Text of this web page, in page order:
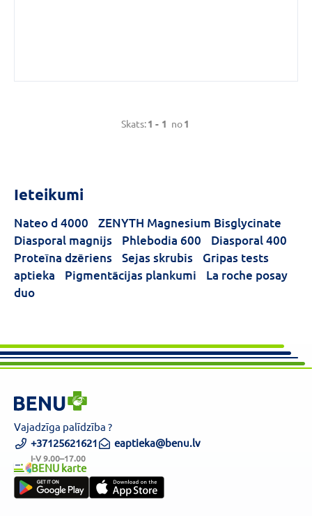
Skats:1 - 1 no1
Ieteikumi
Nateo d 4000
ZENYTH Magnesium Bisglycinate
Diasporal magnijs
Phlebodia 600
Diasporal 400
Proteīna dzēriens
Sejas skrubis
Gripas tests
aptieka
Pigmentācijas plankumi
La roche posay
duo
Vajadzīga palīdzība ?
+37125621621
I-V 9.00–17.00
eaptieka@benu.lv
BENU karte